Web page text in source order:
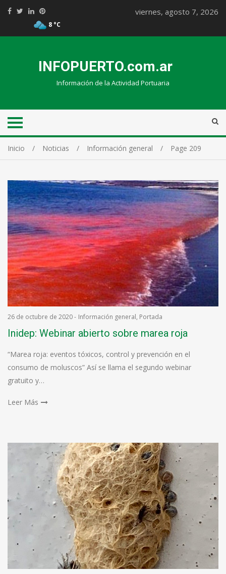
8 °C
viernes, agosto 7, 2026
INFOPUERTO.com.ar
Información de la Actividad Portuaria
Inicio Noticias Información general Page 209
26 de octubre de 2020- Información general, Portada
Inidep: Webinar abierto sobre marea roja
“Marea roja: eventos tóxicos, control y prevención en el
consumo de moluscos” Así se llama el segundo webinar
gratuito y…
Leer Más